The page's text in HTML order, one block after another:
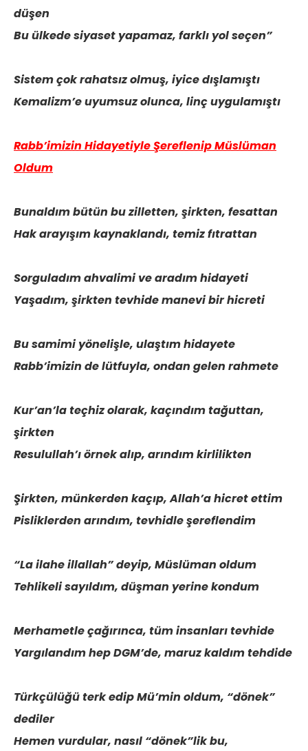
düşen
Bu ülkede siyaset yapamaz, farklı yol seçen”
Sistem çok rahatsız olmuş, iyice dışlamıştı
Kemalizm’e uyumsuz olunca, linç uygulamıştı
Rabb’imizin Hidayetiyle Şereflenip Müslüman
Oldum
Bunaldım bütün bu zilletten, şirkten, fesattan
Hak arayışım kaynaklandı, temiz fıtrattan
Sorguladım ahvalimi ve aradım hidayeti
Yaşadım, şirkten tevhide manevi bir hicreti
Bu samimi yönelişle, ulaştım hidayete
Rabb’imizin de lütfuyla, ondan gelen rahmete
Kur’an’la teçhiz olarak, kaçındım tağuttan,
şirkten
Resulullah’ı örnek alıp, arındım kirlilikten
Şirkten, münkerden kaçıp, Allah’a hicret ettim
Pisliklerden arındım, tevhidle şereflendim
“La ilahe illallah” deyip, Müslüman oldum
Tehlikeli sayıldım, düşman yerine kondum
Merhametle çağırınca, tüm insanları tevhide
Yargılandım hep DGM’de, maruz kaldım tehdide
Türkçülüğü terk edip Mü’min oldum, “dönek”
dediler
Hemen vurdular, nasıl “dönek”lik bu,